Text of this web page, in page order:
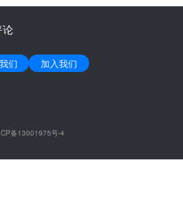
们 加入我们
备13001975号-4